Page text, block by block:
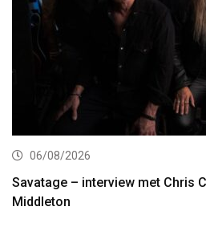
06/08/2026
Savatage – interview met Chris
Middleton